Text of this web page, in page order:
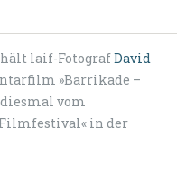
laif-FotografDavid
»Barrikade –
vom
in der